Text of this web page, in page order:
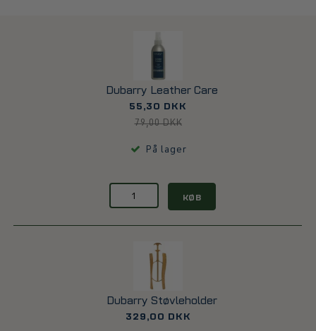
Dubarry Leather Care
55,30 DKK
79,00 DKK
På lager
KØB
Dubarry Støvleholder
329,00 DKK